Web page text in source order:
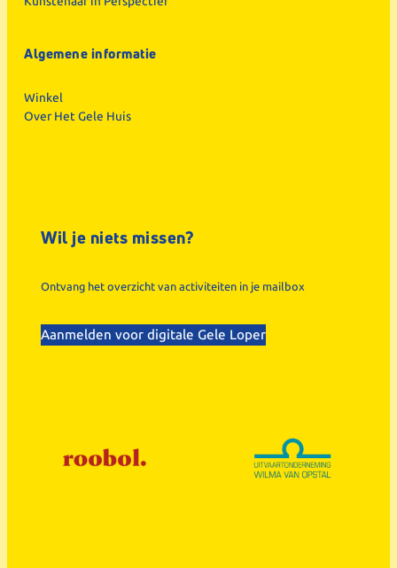
Algemene informatie
Winkel
Over Het Gele Huis
Wil je niets missen?
Ontvang het overzicht van activiteiten in je mailbox
Aanmelden voor digitale Gele Loper